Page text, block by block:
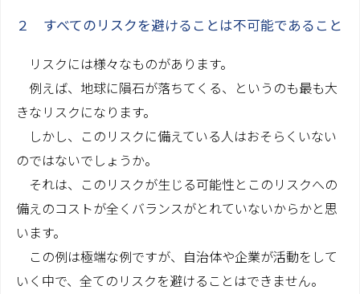
２ すべてのリスクを避けることは不可能であること
リスクには様々なものがあります。
例えば、地球に隕石が落ちてくる、というのも最も大
きなリスクになります。
しかし、このリスクに備えている人はおそらくいない
のではないでしょうか。
それは、このリスクが生じる可能性とこのリスクへの
備えのコストが全くバランスがとれていないからかと思
います。
この例は極端な例ですが、自治体や企業が活動をして
いく中で、全てのリスクを避けることはできません。